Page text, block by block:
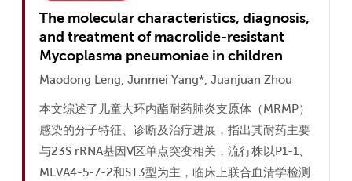
The molecular characteristics, diagnosis,
and treatment of macrolide-resistant
Mycoplasma pneumoniae in children
Maodong Leng, Junmei Yang*, Juanjuan Zhou
本文综述了儿童大环内酯耐药肺炎支原体（MRMP）
感染的分子特征、诊断及治疗进展，指出其耐药主要
与23S rRNA基因V区单点突变相关，流行株以P1-1、
MLVA4-5-7-2和ST3型为主，临床上联合血清学检测